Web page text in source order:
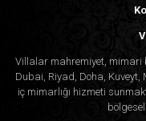
Villalar mahremiyet, mimari
Dubai, Riyad, Doha,
iç mimarlığı hizmeti